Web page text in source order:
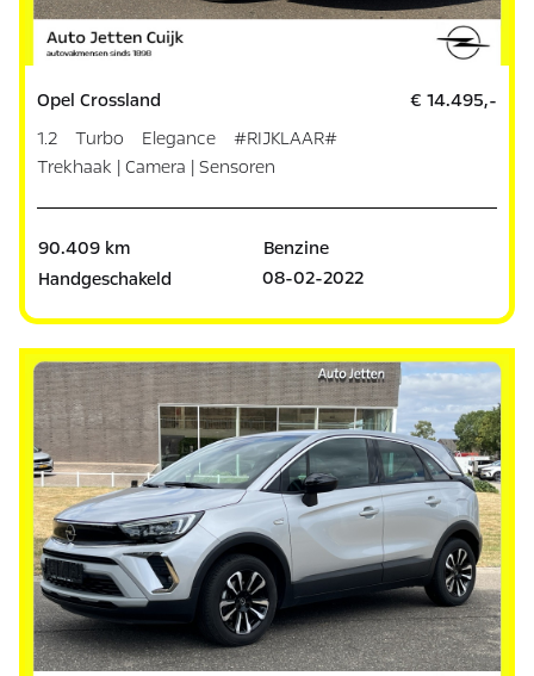
Opel Crossland
1.2 Turbo Elegance #RIJKLAAR#
Trekhaak | Camera | Sensoren
€ 14.495,-
90.409 km
Benzine
Handgeschakeld
08-02-2022